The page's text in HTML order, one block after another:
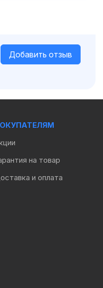
Добавить отзыв
на товар
и оплата